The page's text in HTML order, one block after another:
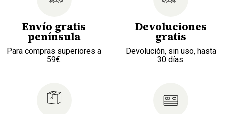
Envío gratis
península
Para compras superiores a
59€.
Devoluciones
gratis
Devolución, sin uso, hasta
30 días.